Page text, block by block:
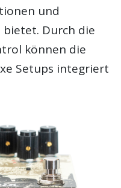
und
Durch die
können die
Setups integriert